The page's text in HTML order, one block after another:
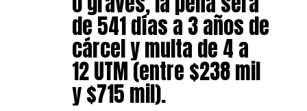
de 541 días a 3 años de
cárcel y multa de 4 a
12 UTM (entre $238 mil
y $715 mil).